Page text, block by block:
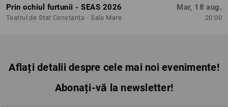
Prin ochiul furtunii - SEAS 2026
Teatrul de Stat Constanța - Sala Mare
Mar, 18 aug.
20:00
Aflați detalii despre cele mai noi evenimente!
Abonați-vă la newsletter!